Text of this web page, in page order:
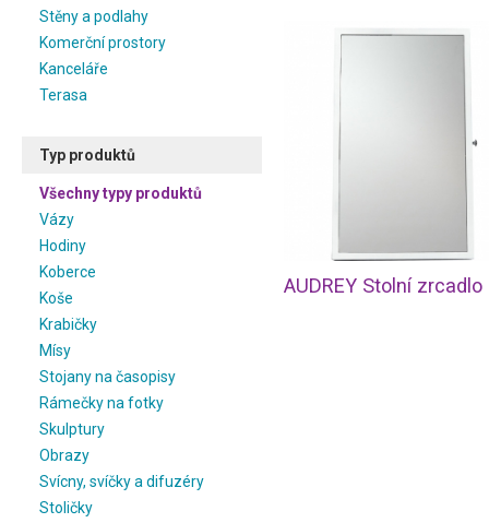
Stěny a podlahy
Komerční prostory
Kanceláře
Terasa
Typ produktů
Všechny typy produktů
Vázy
Hodiny
Koberce
Koše
Krabičky
Mísy
Stojany na časopisy
Rámečky na fotky
Skulptury
Obrazy
Svícny, svíčky a difuzéry
Stoličky